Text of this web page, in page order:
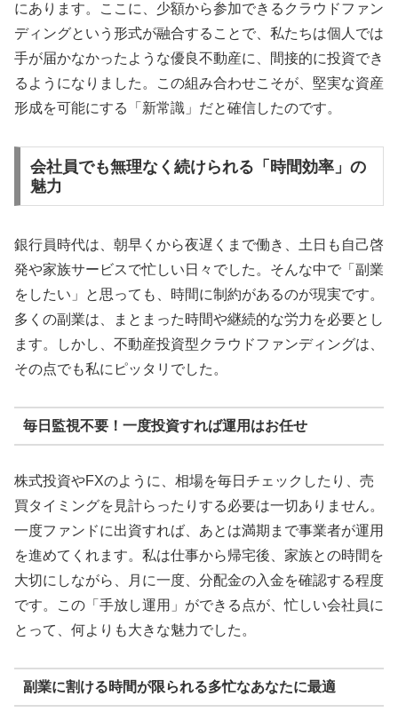
にあります。ここに、少額から参加できるクラウドファン
ディングという形式が融合することで、私たちは個人では
手が届かなかったような優良不動産に、間接的に投資でき
るようになりました。この組み合わせこそが、堅実な資産
形成を可能にする「新常識」だと確信したのです。
会社員でも無理なく続けられる「時間効率」の
魅力
銀行員時代は、朝早くから夜遅くまで働き、土日も自己啓
発や家族サービスで忙しい日々でした。そんな中で「副業
をしたい」と思っても、時間に制約があるのが現実です。
多くの副業は、まとまった時間や継続的な労力を必要とし
ます。しかし、不動産投資型クラウドファンディングは、
その点でも私にピッタリでした。
毎日監視不要！一度投資すれば運用はお任せ
株式投資やFXのように、相場を毎日チェックしたり、売
買タイミングを見計らったりする必要は一切ありません。
一度ファンドに出資すれば、あとは満期まで事業者が運用
を進めてくれます。私は仕事から帰宅後、家族との時間を
大切にしながら、月に一度、分配金の入金を確認する程度
です。この「手放し運用」ができる点が、忙しい会社員に
とって、何よりも大きな魅力でした。
副業に割ける時間が限られる多忙なあなたに最適